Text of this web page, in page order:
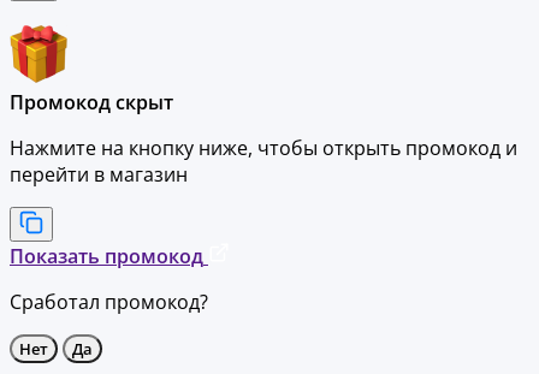
Промокод скрыт
Нажмите на кнопку ниже, чтобы открыть промокод и
перейти в магазин
Показать промокод
Сработал промокод?
Нет Да